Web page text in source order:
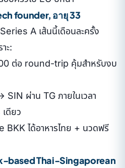
founder, อายุ 33
A เส้นนี้เดือนละครั้ง
ะ:
ต่อ round-trip คุ้มสำหรับงบ
SIN ผ่าน TG ภายในเวลา
ดียว
ได้อาหารไทย + นวดฟรี
based Thai-Singaporean